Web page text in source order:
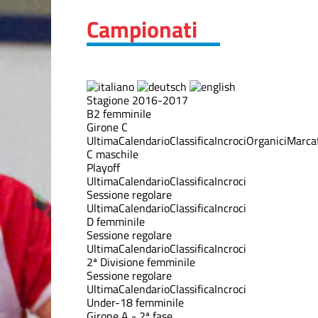
Campionati
Stagione 2016-2017
B2 femminile
Girone C
UltimaCalendarioClassificaIncrociOrganici
C maschile
Playoff
UltimaCalendarioClassificaIncroci
Sessione regolare
UltimaCalendarioClassificaIncroci
D femminile
Sessione regolare
UltimaCalendarioClassificaIncroci
2ª Divisione femminile
Sessione regolare
UltimaCalendarioClassificaIncroci
Under-18 femminile